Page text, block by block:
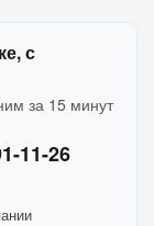
с
за 15 минут
11-26